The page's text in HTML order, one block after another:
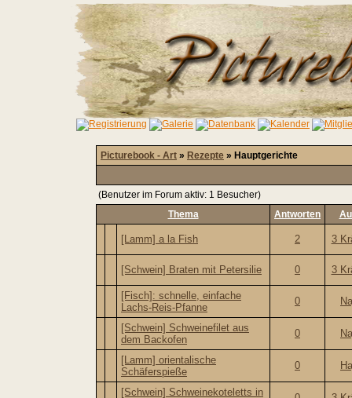
Picturebook - Art » Rezepte » Hauptgerichte
(Benutzer im Forum aktiv: 1 Besucher)
Thema
Antworten
[Lamm] a la Fish 2 3
[Schwein] Braten mit Petersilie 0 3
[Fisch]: schnelle, einfache
Lachs-Reis-Pfanne
0
[Schwein] Schweinefilet aus
dem Backofen
0
[Lamm] orientalische
Schäferspieße
0
[Schwein] Schweinekoteletts in